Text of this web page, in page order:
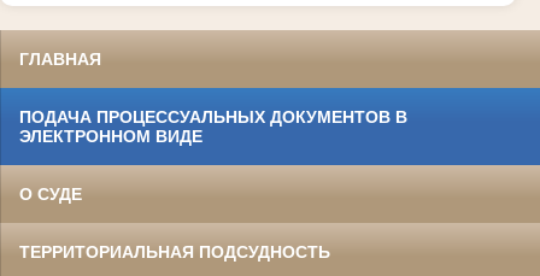
ГЛАВНАЯ
ПОДАЧА ПРОЦЕССУАЛЬНЫХ ДОКУМЕНТОВ В
ЭЛЕКТРОННОМ ВИДЕ
О СУДЕ
ТЕРРИТОРИАЛЬНАЯ ПОДСУДНОСТЬ